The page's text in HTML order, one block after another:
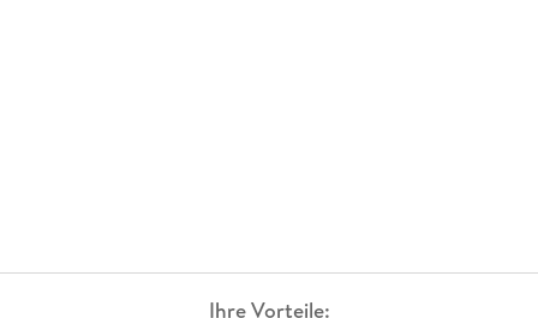
Ihre Vorteile: